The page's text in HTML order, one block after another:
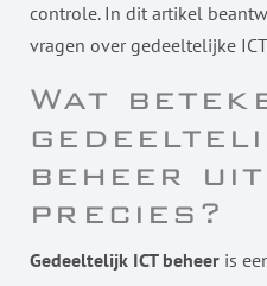
controle. In dit artikel
vragen over gedeeltelijke
Wat
beheer
precies?
Gedeeltelijk ICT beheer is